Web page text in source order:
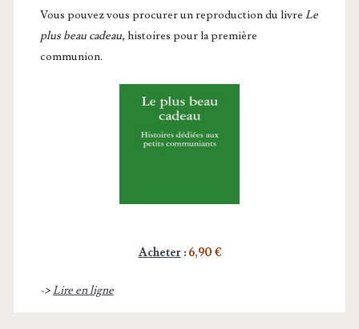
Vous pou­vez vous pro­cu­rer un repro­duc­tion du livre Le
plus beau cadeau, histoires pour la première
communion.
Acheter: 6,90 €
->Lire en ligne